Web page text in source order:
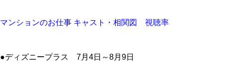
マンションのお仕事 キャスト・相関図 視聴率
●ディズニープラス 7月4日～8月9日